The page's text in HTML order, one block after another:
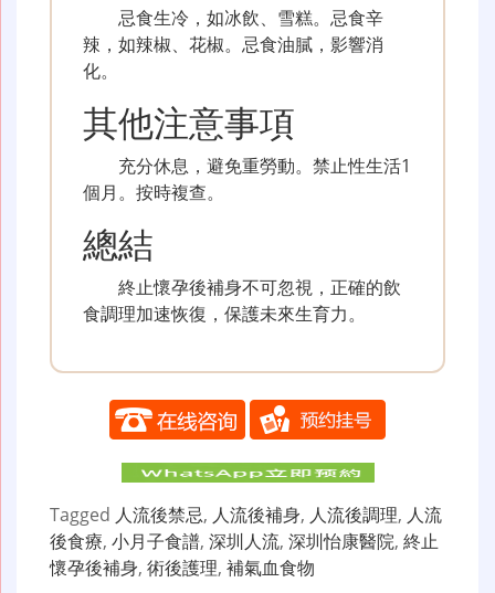
忌食生冷，如冰飲、雪糕。忌食辛
辣，如辣椒、花椒。忌食油膩，影響消
化。
其他注意事項
充分休息，避免重勞動。禁止性生活1
個月。按時複查。
總結
終止懷孕後補身不可忽視，正確的飲
食調理加速恢復，保護未來生育力。
Tagged 人流後禁忌, 人流後補身, 人流後調理, 人流
後食療, 小月子食譜, 深圳人流, 深圳怡康醫院, 終止
懷孕後補身, 術後護理, 補氣血食物